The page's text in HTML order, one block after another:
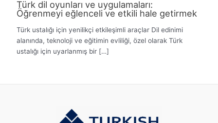
Türk dil oyunları ve uygulamaları:
Öğrenmeyi eğlenceli ve etkili hale getirmek
Türk ustalığı için yenilikçi etkileşimli araçlar Dil edinimi
alanında, teknoloji ve eğitimin evliliği, özel olarak Türk
ustalığı için uyarlanmış bir […]